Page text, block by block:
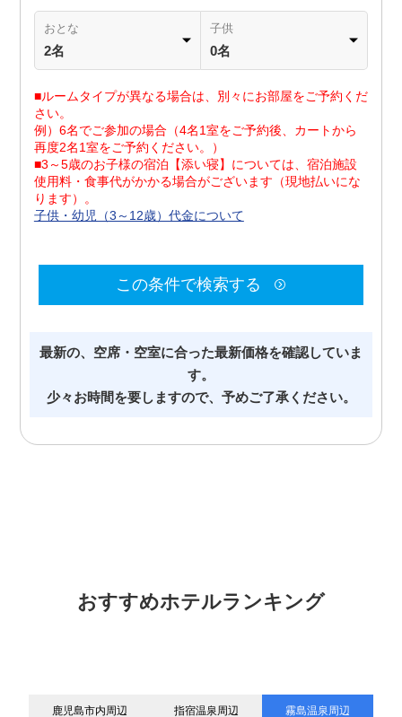
おとな
2名
子供
0名
■ルームタイプが異なる場合は、別々にお部屋をご予約くだ
さい。
例）6名でご参加の場合（4名1室をご予約後、カートから
再度2名1室をご予約ください。）
■3～5歳のお子様の宿泊【添い寝】については、宿泊施設
使用料・食事代がかかる場合がございます（現地払いにな
ります）。
子供・幼児（3～12歳）代金について
この条件で検索する
最新の、空席・空室に合った最新価格を確認していま
す。
少々お時間を要しますので、予めご了承ください。
おすすめホテルランキング
鹿児島市内周辺 指宿温泉周辺 霧島温泉周辺